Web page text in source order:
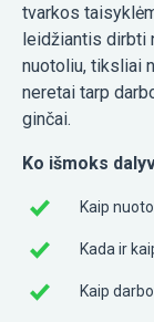
tvarkos
leidžiantis dirbti
nuotoliu, tiksliai
neretai tarp
ginčai.
Ko išmoks
Kaip
Kada ir
Kaip